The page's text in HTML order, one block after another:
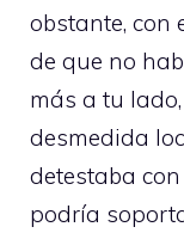
obstante, con
de que no
más a tu
desmedida
detestaba
podría